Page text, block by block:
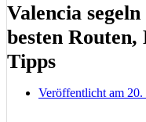
Valencia
besten
Tipps
Veröffentlicht am 20.